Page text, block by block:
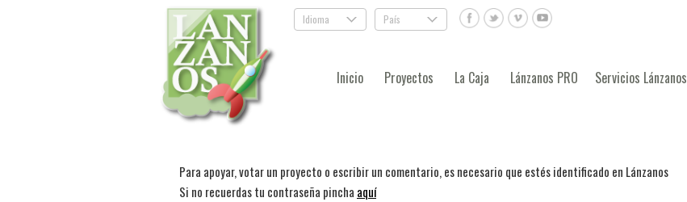
Idioma . País .
Inicio Proyectos La Caja Lánzanos PRO Servicios Lánzanos
Para apoyar, votar un proyecto o escribir un comentario, es necesario que estés identificado en Lánzanos
Si no recuerdas tu contraseña pincha aquí